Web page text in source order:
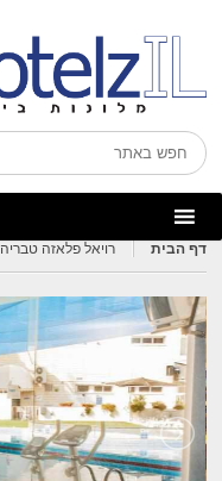
דף הבית רויאל פלאזה טבריה